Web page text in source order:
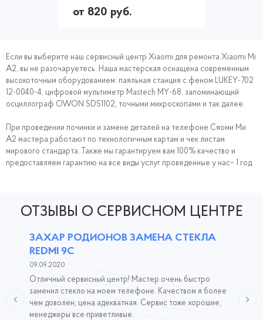
от 820 руб.
Если вы выберите наш сервисный центр Xiaomi для ремонта Xiaomi Mi
A2, вы не разочаруетесь. Наша мастерская оснащена современным
высокоточным оборудованием: паяльная станция с феном LUKEY-702
12-0040-4, цифровой мультиметр Mastech MY-68, запоминающий
осциллограф OWON SDS1102, точными микроскопами и так далее.
При проведении починки и замене деталей на телефоне Сяоми Mи
A2 мастера работают по технологичным картам и чек листам
мирового стандарта. Также мы гарантируем вам 100% качество и
предоставляем гарантию на все виды услуг проведенные у нас– 1 год.
ОТЗЫВЫ О СЕРВИСНОМ ЦЕНТРЕ
ЗАХАР РОДИОНОВ ЗАМЕНА СТЕКЛА
REDMI 9C
09.09.2020
Отличный сервисный центр! Мастер очень быстро
заменил стекло на моем телефоне. Качеством я более
чем доволен, цена адекватная. Сервис тоже хорошие,
менеджеры все приветливые.